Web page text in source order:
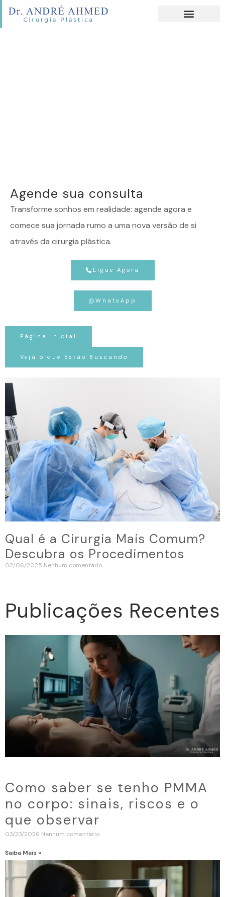
Agende sua consulta
Transforme sonhos em realidade: agende agora e
comece sua jornada rumo a uma nova versão de si
através da cirurgia plástica.
Ligue Agora
WhatsApp
Página Inicial
Veja o que Estão Buscando
Qual é a Cirurgia Mais Comum?
Descubra os Procedimentos
02/06/2025 Nenhum comentário
Publicações Recentes
Como saber se tenho PMMA
no corpo: sinais, riscos e o
que observar
03/23/2026 Nenhum comentário
Saiba Mais »